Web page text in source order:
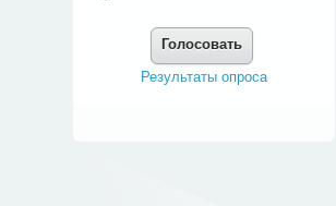
Голосовать
Результаты опроса